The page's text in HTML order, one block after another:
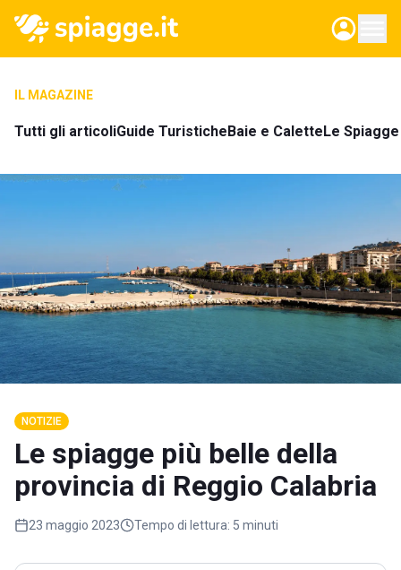
IL MAGAZINE
Tutti gli articoliGuide TuristicheBaie e CaletteLe
NOTIZIE
Le spiagge più belle della
provincia di Reggio Calabria
23 maggio 2023 Tempo di lettura: 5 minuti